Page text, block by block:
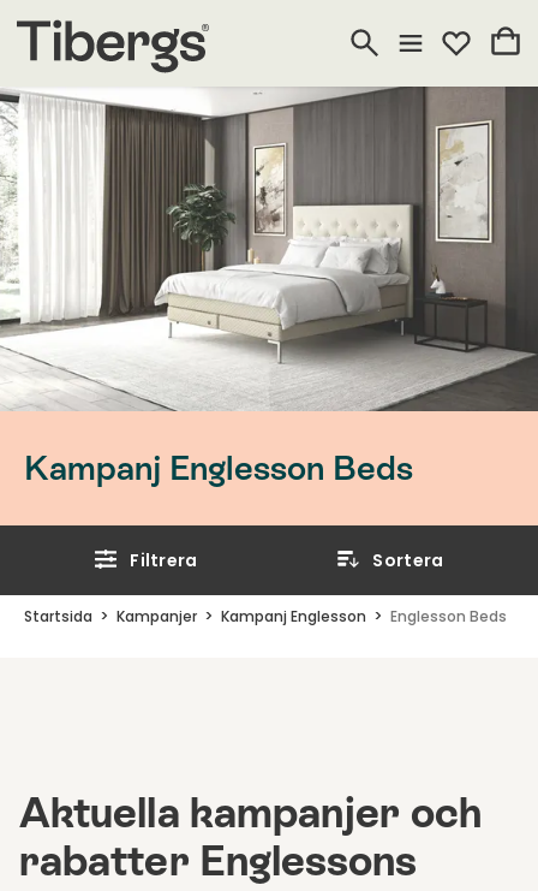
Kampanj Englesson Beds
Filtrera Sortera
Startsida Kampanjer Kampanj Englesson Englesson Beds
Aktuella kampanjer och
rabatter Englessons